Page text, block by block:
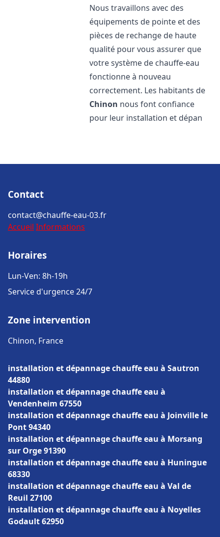
Nous travaillons avec des
équipements de pointe et des
pièces de rechange de haute
qualité pour vous assurer que
votre système de chauffe-eau
fonctionne à nouveau
correctement. Les habitants de
Chinon nous font confiance
pour leur installation et dépan
Contact
contact@chauffe-eau-03.fr
Accueil Informations
Horaires
Lun-Ven: 8h-19h
Service d'urgence 24/7
Zone intervention
Chinon, France
installation et dépannage chauffe eau à Sautron
44880
installation et dépannage chauffe eau à
Vendenheim 67550
installation et dépannage chauffe eau à Joinville le
Pont 94340
installation et dépannage chauffe eau à Morsang
sur Orge 91390
installation et dépannage chauffe eau à Huningue
68330
installation et dépannage chauffe eau à Val de
Reuil 27100
installation et dépannage chauffe eau à Noyelles
Godault 62950